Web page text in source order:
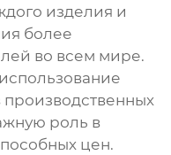
изделия и
более
во всем мире.
роль в
цен.